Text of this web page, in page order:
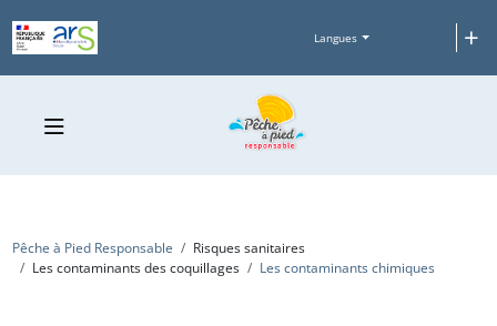
Langues +
Fil d'Ariane
Pêche à Pied Responsable
Risques sanitaires
Les contaminants des coquillages
Les contaminants chimiques